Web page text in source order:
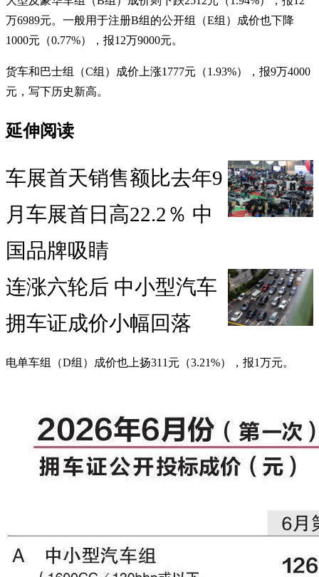
万6989元。一般用于注册B组的公开组（E组）成价也下降
1000元（0.77%），报12万9000元。
货车和巴士组（C组）成价上涨1777元（1.93%），报9万4000
元，写下历史新高。
延伸阅读
车展首天销售额比去年9
月车展首日高22.2％ 中
国品牌吸睛
连涨六轮后 中小型汽车
拥车证成价小幅回落
电单车组（D组）成价也上扬311元（3.21%），报1万元。